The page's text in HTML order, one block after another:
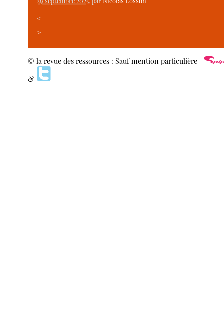
<
>
© la revue des ressources : Sauf mention particulière |
&